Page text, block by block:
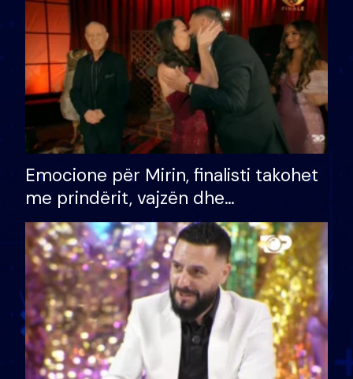
të fituar çmimin e madh
Emocione për Mirin, finalisti takohet
me prindërit, vajzën dhe
bashkëshorten: S’kemi ndonjë letër
divorci apo jo?